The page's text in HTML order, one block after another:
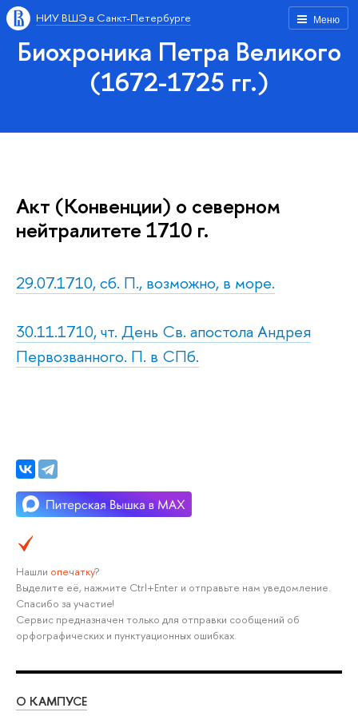
Меню
НИУ ВШЭ в Санкт-Петербурге
Биохроника Петра Великого
(1672-1725 гг.)
Акт (Конвенции) о северном
нейтралитете 1710 г.
29.07.1710, сб. П., возможно, в море.
30.11.1710, чт. День Св. апостола Андрея
Первозванного. П. в СПб.
Нашли опечатку?
Выделите её, нажмите Ctrl+Enter и отправьте нам уведомление.
Спасибо за участие!
Сервис предназначен только для отправки сообщений об
орфографических и пунктуационных ошибках.
О КАМПУСЕ